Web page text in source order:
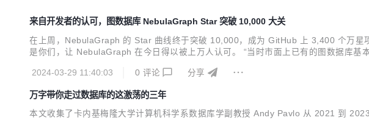
来自开发者的认可，图数据库 NebulaGraph Star 突破 10,000 大关
在上周，NebulaGraph 的 Star 曲线终于突破 10,000，成为 GitHub 上 3,400 个万星
是你们，让 NebulaGraph 在今日得以被上万人认可。 “当时市面上已有的图数据库基
2024-03-29 11:40:03
0 评论 分享
万字带你走过数据库的这激荡的三年
本文收集了卡内基梅隆大学计算机科学系数据库学副教授 Andy Pavlo 从 2021 到